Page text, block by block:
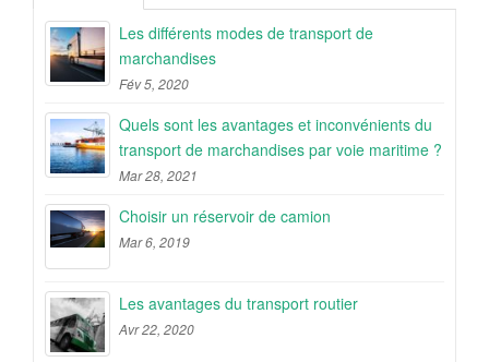
Les différents modes de transport de
marchandises
Fév 5, 2020
Quels sont les avantages et inconvénients du
transport de marchandises par voie maritime ?
Mar 28, 2021
Choisir un réservoir de camion
Mar 6, 2019
Les avantages du transport routier
Avr 22, 2020